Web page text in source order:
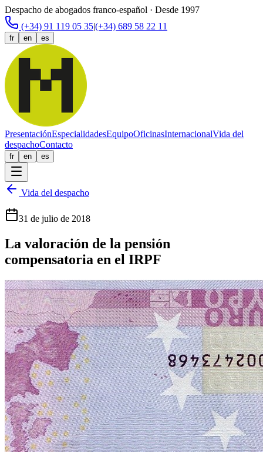
Despacho de abogados franco-español · Desde 1997
(+34) 91 119 05 35|(+34) 689 58 22 11
fr en es
PresentaciónEspecialidadesEquipoOficinasInternacionalVida del
despachoContacto
fr en es
Vida del despacho
31 de julio de 2018
La valoración de la pensión
compensatoria en el IRPF